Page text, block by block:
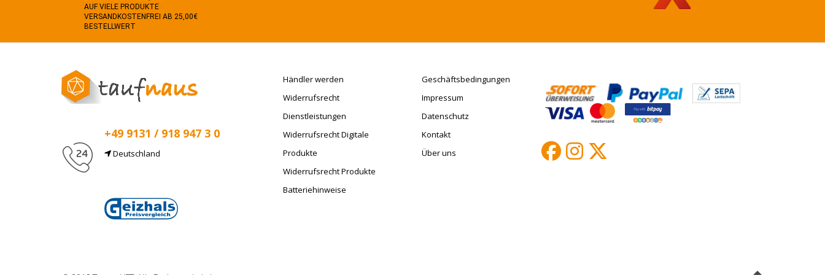
AUF VIELE PRODUKTE
VERSANDKOSTENFREI AB 25,00€
BESTELLWERT
+49 9131 / 918 947 3 0
Deutschland
Händler werden
Widerrufsrecht
Dienstleistungen
Widerrufsrecht Digitale
Produkte
Widerrufsrecht Produkte
Batteriehinweise
Geschäftsbedingungen
Impressum
Datenschutz
Kontakt
Über uns